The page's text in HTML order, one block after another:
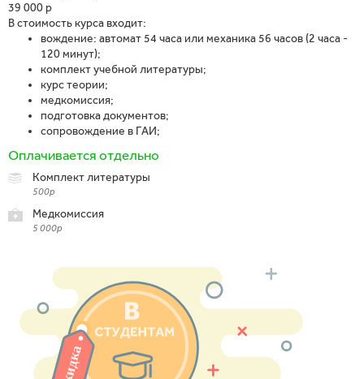
39 000 р
В стоимость курса входит:
вождение: автомат 54 часа или механика 56 часов (2 часа -
120 минут);
комплект учебной литературы;
курс теории;
медкомиссия;
подготовка документов;
сопровождение в ГАИ;
Оплачивается отдельно
Комплект литературы
500р
Медкомиссия
5 000р